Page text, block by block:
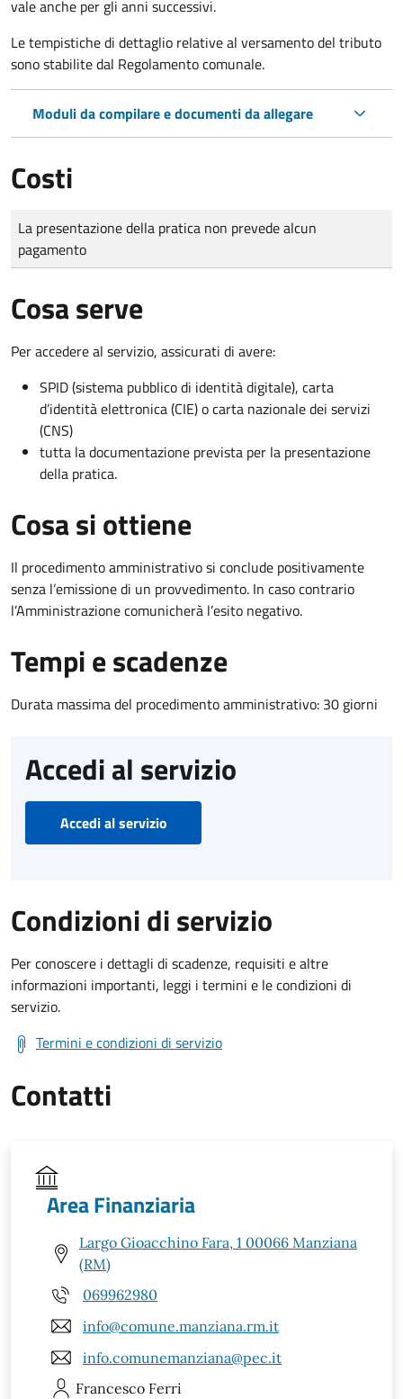
vale anche per gli anni successivi.
Le tempistiche di dettaglio relative al versamento del tributo
sono stabilite dal Regolamento comunale.
Moduli da compilare e documenti da allegare
Costi
Tipo di pagamento
Importo
La presentazione della pratica non prevede alcun
pagamento
Cosa serve
Per accedere al servizio, assicurati di avere:
SPID (sistema pubblico di identità digitale), carta
d’identità elettronica (CIE) o carta nazionale dei servizi
(CNS)
tutta la documentazione prevista per la presentazione
della pratica.
Cosa si ottiene
Il procedimento amministrativo si conclude positivamente
senza l’emissione di un provvedimento. In caso contrario
l’Amministrazione comunicherà l’esito negativo.
Tempi e scadenze
Durata massima del procedimento amministrativo: 30 giorni
Accedi al servizio
Accedi al servizio
Condizioni di servizio
Per conoscere i dettagli di scadenze, requisiti e altre
informazioni importanti, leggi i termini e le condizioni di
servizio.
Termini e condizioni di servizio
Contatti
Area Finanziaria
Largo Gioacchino Fara, 1 00066 Manziana
(RM)
069962980
info@comune.manziana.rm.it
info.comunemanziana@pec.it
Francesco Ferri